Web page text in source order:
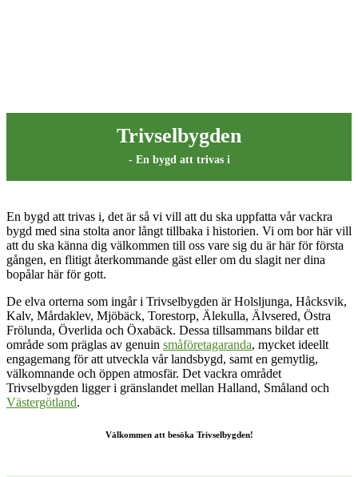
Trivselbygden
- En bygd att trivas i
En bygd att trivas i, det är så vi vill att du ska uppfatta vår vackra
bygd med sina stolta anor långt tillbaka i historien. Vi om bor här vill
att du ska känna dig välkommen till oss vare sig du är här för första
gången, en flitigt återkommande gäst eller om du slagit ner dina
bopålar här för gott.
De elva orterna som ingår i Trivselbygden är Holsljunga, Håcksvik,
Kalv, Mårdaklev, Mjöbäck, Torestorp, Älekulla, Älvsered, Östra
Frölunda, Överlida och Öxabäck. Dessa tillsammans bildar ett
område som präglas av genuin småföretagaranda, mycket ideellt
engagemang för att utveckla vår landsbygd, samt en gemytlig,
välkomnande och öppen atmosfär. Det vackra området
Trivselbygden ligger i gränslandet mellan Halland, Småland och
Västergötland.
Välkommen att besöka Trivselbygden!